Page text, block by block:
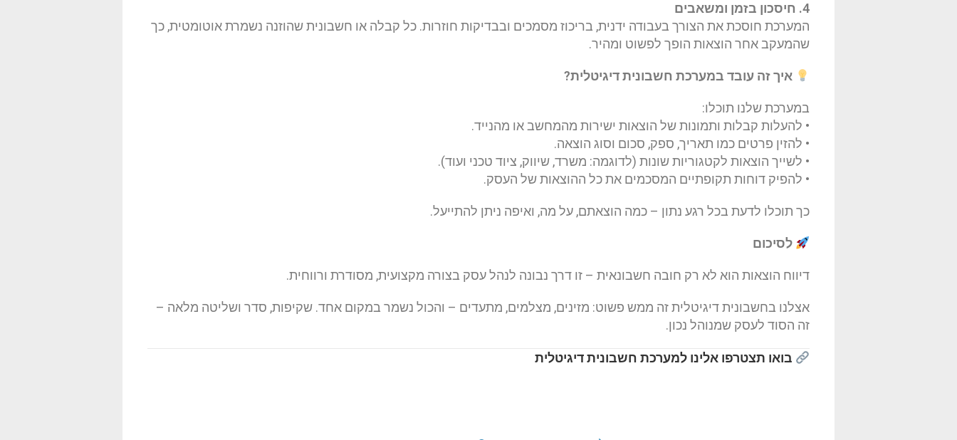
4. חיסכון בזמן ומשאבים
המערכת חוסכת את הצורך בעבודה ידנית, בריכוז מסמכים ובבדיקות חוזרות. כל קבלה או חשבונית שהוזנה נשמרת אוטומטית, כך
שהמעקב אחר הוצאות הופך לפשוט ומהיר.
איך זה עובד במערכת חשבונית דיגיטלית?
במערכת שלנו תוכלו:
• להעלות קבלות ותמונות של הוצאות ישירות מהמחשב או מהנייד.
• להזין פרטים כמו תאריך, ספק, סכום וסוג הוצאה.
• לשייך הוצאות לקטגוריות שונות (לדוגמה: משרד, שיווק, ציוד טכני ועוד).
• להפיק דוחות תקופתיים המסכמים את כל ההוצאות של העסק.
כך תוכלו לדעת בכל רגע נתון – כמה הוצאתם, על מה, ואיפה ניתן להתייעל.
לסיכום
דיווח הוצאות הוא לא רק חובה חשבונאית – זו דרך נבונה לנהל עסק בצורה מקצועית, מסודרת ורווחית.
אצלנו בחשבונית דיגיטלית זה ממש פשוט: מזינים, מצלמים, מתעדים – והכול נשמר במקום אחד. שקיפות, סדר ושליטה מלאה –
זה הסוד לעסק שמנוהל נכון.
בואו תצטרפו אלינו למערכת חשבונית דיגיטלית